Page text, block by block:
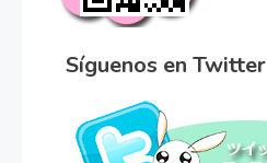
Síguenos en Twitter